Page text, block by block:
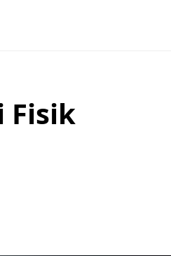
Fisik